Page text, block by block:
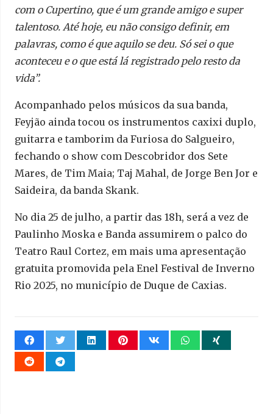
com o Cupertino, que é um grande amigo e super
talentoso. Até hoje, eu não consigo definir, em
palavras, como é que aquilo se deu. Só sei o que
aconteceu e o que está lá registrado pelo resto da
vida”.
Acompanhado pelos músicos da sua banda,
Feyjão ainda tocou os instrumentos caxixi duplo,
guitarra e tamborim da Furiosa do Salgueiro,
fechando o show com Descobridor dos Sete
Mares, de Tim Maia; Taj Mahal, de Jorge Ben Jor e
Saideira, da banda Skank.
No dia 25 de julho, a partir das 18h, será a vez de
Paulinho Moska e Banda assumirem o palco do
Teatro Raul Cortez, em mais uma apresentação
gratuita promovida pela Enel Festival de Inverno
Rio 2025, no município de Duque de Caxias.